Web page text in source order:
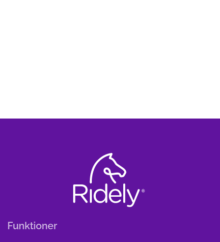
Funktioner